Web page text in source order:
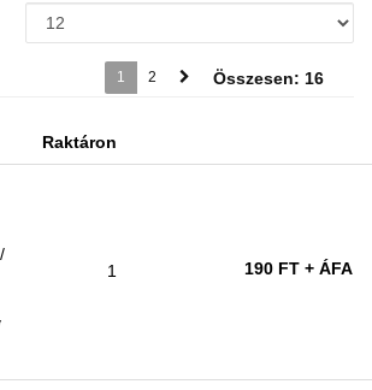
1 2 Összesen: 16
Raktáron
1 190 FT + ÁFA